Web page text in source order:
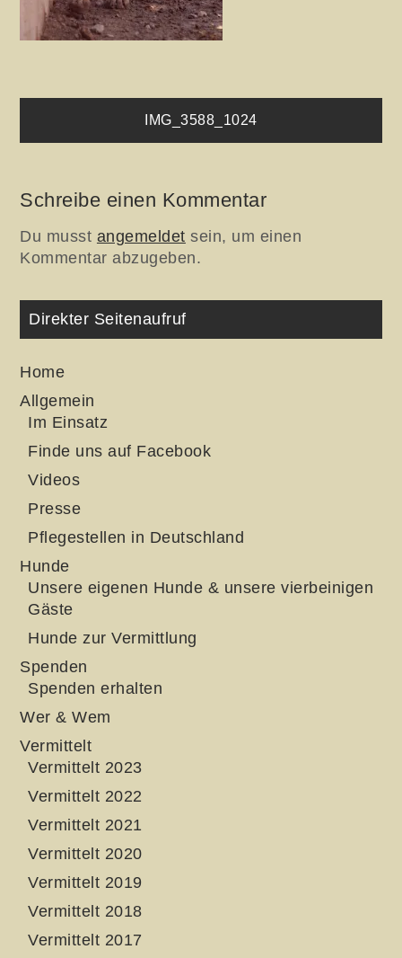
Beitragsnavigation
IMG_3588_1024
Schreibe einen Kommentar
Du musst angemeldet sein, um einen
Kommentar abzugeben.
Direkter Seitenaufruf
Home
Allgemein
Im Einsatz
Finde uns auf Facebook
Videos
Presse
Pflegestellen in Deutschland
Hunde
Unsere eigenen Hunde & unsere vierbeinigen
Gäste
Hunde zur Vermittlung
Spenden
Spenden erhalten
Wer & Wem
Vermittelt
Vermittelt 2023
Vermittelt 2022
Vermittelt 2021
Vermittelt 2020
Vermittelt 2019
Vermittelt 2018
Vermittelt 2017